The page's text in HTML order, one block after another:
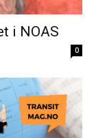
i NOAS
0